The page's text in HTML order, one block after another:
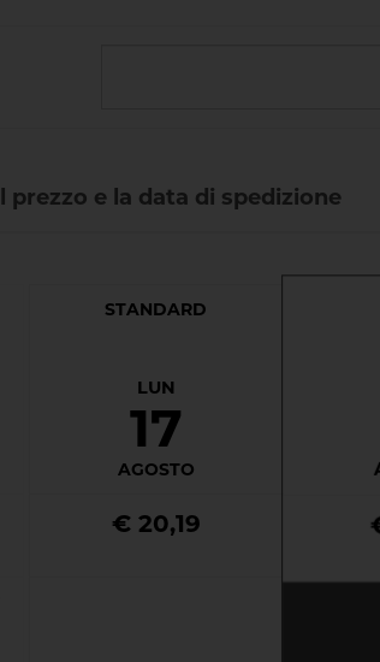
prezzo e la data di spedizione
STANDARD
LUN
17
AGOSTO
€ 20,19